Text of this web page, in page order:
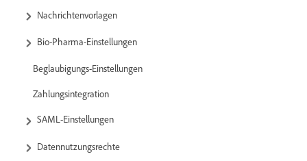
Nachrichtenvorlagen
Bio-Pharma-Einstellungen
Beglaubigungs-Einstellungen
Zahlungsintegration
SAML-Einstellungen
Datennutzungsrechte